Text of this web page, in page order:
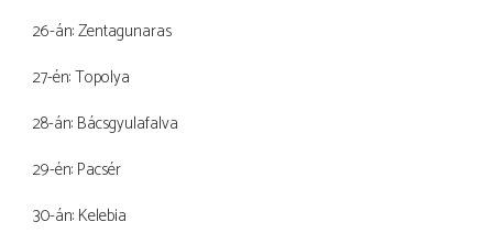
26-án: Zentagunaras
27-én: Topolya
28-án: Bácsgyulafalva
29-én: Pacsér
30-án: Kelebia